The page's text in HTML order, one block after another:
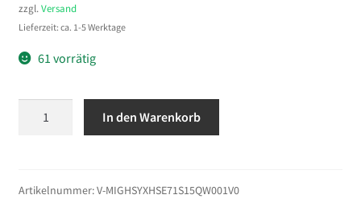
zzgl. Versand
Lieferzeit: ca. 1-5 Werktage
61 vorrätig
MIG
In den Warenkorb
Artikelnummer:V-MIGHSYXHSE71S15QW001V0